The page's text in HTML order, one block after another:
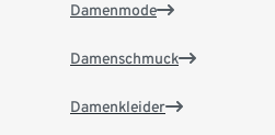
Damenmode
Damenschmuck
Damenkleider